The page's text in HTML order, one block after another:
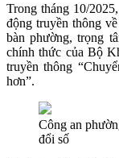
Trong tháng 10/
động truyền thông
bàn phường, trọng
chính thức của Bộ
truyền thông
hơn”.
Công an
đổi số